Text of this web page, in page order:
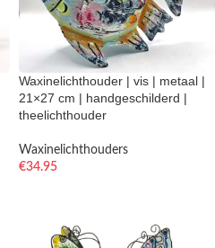
Waxinelichthouder | vis | metaal |
21×27 cm | handgeschilderd |
theelichthouder
Waxinelichthouders
€34.95